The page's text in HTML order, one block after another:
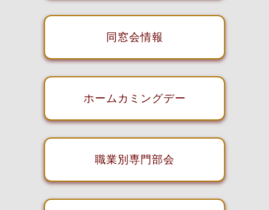
同窓会情報
ホームカミングデー
職業別専門部会